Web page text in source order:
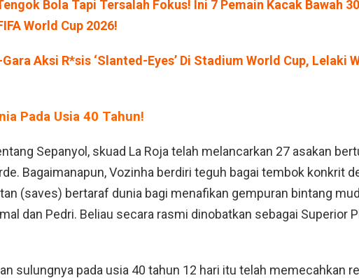
Bola Tapi Tersalah Fokus! Ini 7 Pemain Kacak Bawah 30
World Cup 2026!
Aksi R*sis ‘Slanted-Eyes’ Di Stadium World Cup, Lelaki
Pada Usia 40 Tahun!
Sepanyol, skuad La Roja telah melancarkan 27 asakan
Bagaimanapun, Vozinha berdiri teguh bagai tembok konkrit
(saves) bertaraf dunia bagi menafikan gempuran bintang
dan Pedri. Beliau secara rasmi dinobatkan sebagai Superior
sulungnya pada usia 40 tahun 12 hari itu telah memecahkan